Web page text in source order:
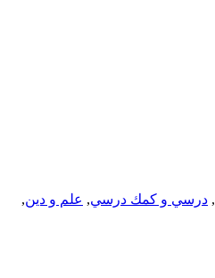
, درسي و كمك درسي, علم و دین,